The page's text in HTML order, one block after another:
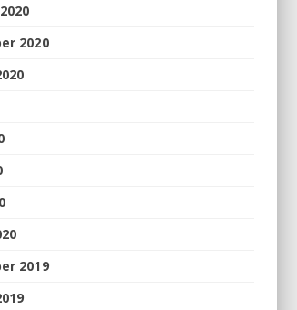
2020
2019